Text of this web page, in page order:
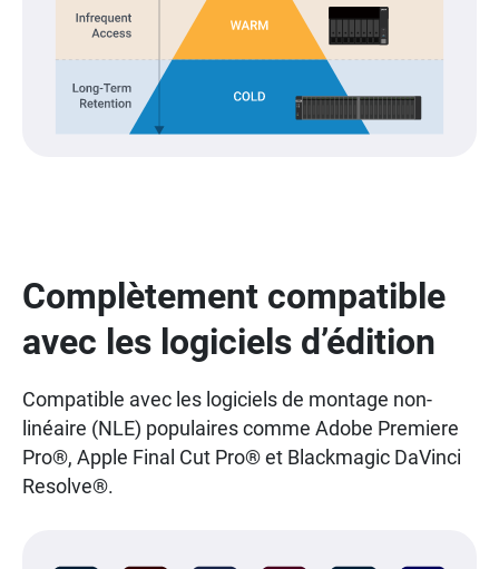
Complètement compatible
avec les logiciels d’édition
Compatible avec les logiciels de montage non-
linéaire (NLE) populaires comme Adobe Premiere
Pro®, Apple Final Cut Pro® et Blackmagic DaVinci
Resolve®.